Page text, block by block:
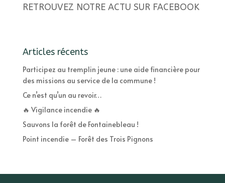
RETROUVEZ NOTRE ACTU SUR FACEBOOK
Articles récents
Participez au tremplin jeune : une aide financière pour
des missions au service de la commune !
Ce n’est qu’un au revoir…
🔥 Vigilance incendie 🔥
Sauvons la forêt de Fontainebleau !
Point incendie – Forêt des Trois Pignons